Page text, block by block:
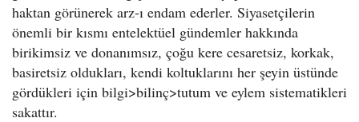
haktan görünerek arz-ı endam ederler. Siyasetçilerin
önemli bir kısmı entelektüel gündemler hakkında
birikimsiz ve donanımsız, çoğu kere cesaretsiz, korkak,
basiretsiz oldukları, kendi koltuklarını her şeyin üstünde
gördükleri için bilgi>bilinç>tutum ve eylem sistematikleri
sakattır.